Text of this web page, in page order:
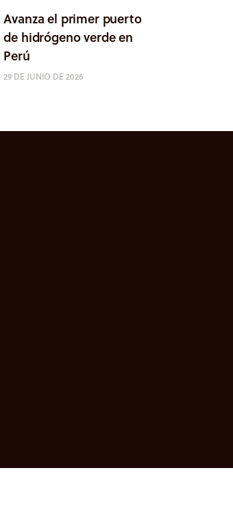
Avanza el primer puerto
de hidrógeno verde en
Perú
29 DE JUNIO DE 2026